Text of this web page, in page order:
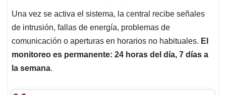
Una vez se activa el sistema, la central recibe señales
de intrusión, fallas de energía, problemas de
comunicación o aperturas en horarios no habituales. El
monitoreo es permanente: 24 horas del día, 7 días a
la semana.